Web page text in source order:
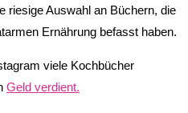
riesige Auswahl an Büchern, die
Ernährung befasst haben.
viele Kochbücher
Geld verdient.